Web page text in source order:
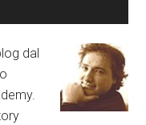
dal